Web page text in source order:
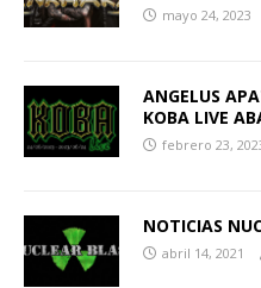
mayo 24, 2023
ANGELUS
KOBA LIVE
febrero 23,
NOTICIAS
abril 14, 2021